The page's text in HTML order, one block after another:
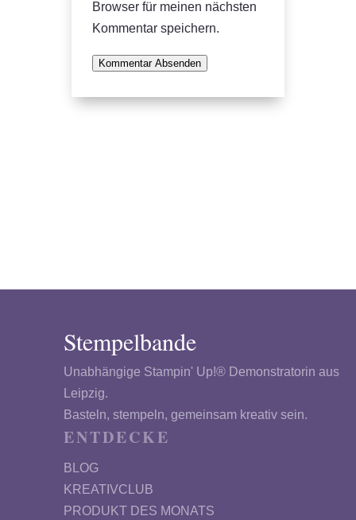
Browser für meinen nächsten
Kommentar speichern.
Kommentar Absenden
Stempelbande
Unabhängige Stampin' Up!® Demonstratorin aus
Leipzig.
Basteln, stempeln, gemeinsam kreativ sein.
ENTDECKE
BLOG
KREATIVCLUB
PRODUKT DES MONATS